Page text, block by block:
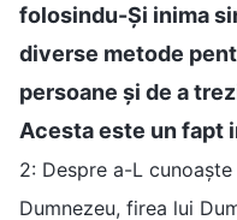
folosindu-Și inima
diverse metode
persoane și de a
Acesta este un fapt
2: Despre a-L
Dumnezeu, firea lui